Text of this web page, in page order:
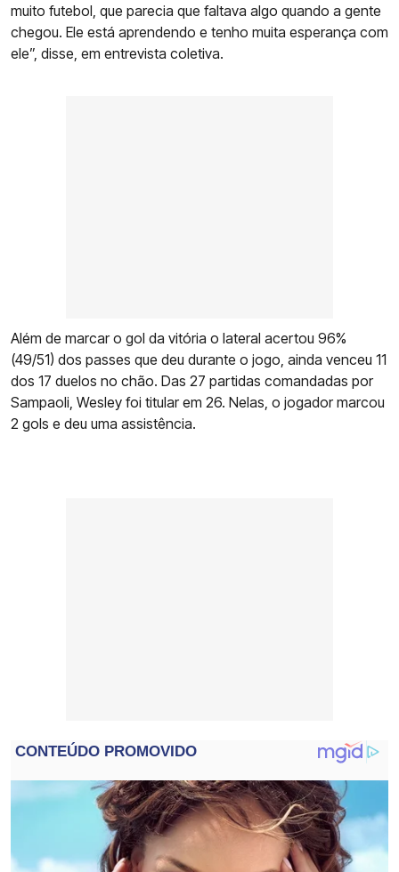
muito futebol, que parecia que faltava algo quando a gente
chegou. Ele está aprendendo e tenho muita esperança com
ele”, disse, em entrevista coletiva.
Além de marcar o gol da vitória o lateral acertou 96%
(49/51) dos passes que deu durante o jogo, ainda venceu 11
dos 17 duelos no chão. Das 27 partidas comandadas por
Sampaoli, Wesley foi titular em 26. Nelas, o jogador marcou
2 gols e deu uma assistência.